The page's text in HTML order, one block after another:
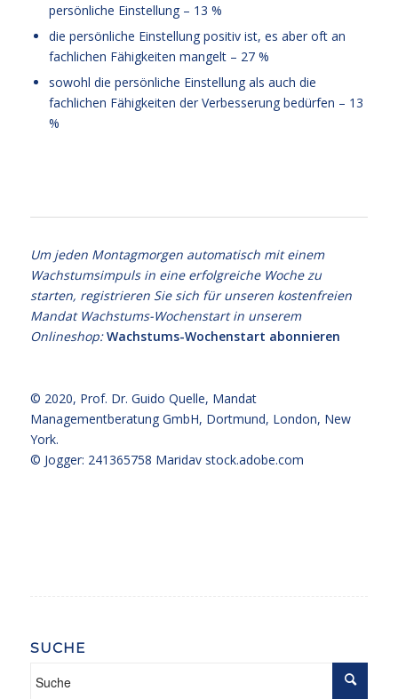
persönliche Einstellung – 13 %
die persönliche Einstellung positiv ist, es aber oft an
fachlichen Fähigkeiten mangelt – 27 %
sowohl die persönliche Einstellung als auch die
fachlichen Fähigkeiten der Verbesserung bedürfen – 13
%
Um jeden Montagmorgen automatisch mit einem
Wachstumsimpuls in eine erfolgreiche Woche zu
starten, registrieren Sie sich für unseren kostenfreien
Mandat Wachstums-Wochenstart in unserem
Onlineshop:Wachstums-Wochenstart abonnieren
© 2020, Prof. Dr. Guido Quelle, Mandat
Managementberatung GmbH, Dortmund, London, New
York.
© Jogger: 241365758 Maridav stock.adobe.com
SUCHE